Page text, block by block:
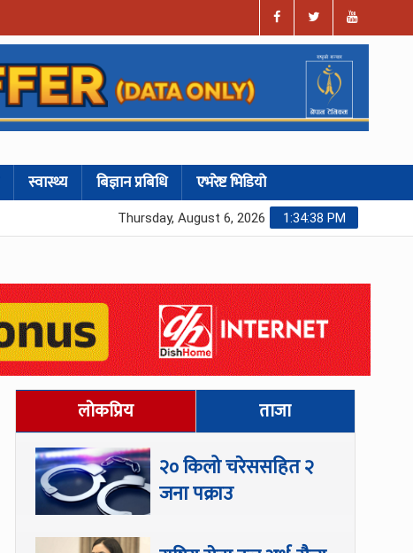
स्वास्थ्य बिज्ञान प्रबिधि एभरेष्ट भिडियो
1:34:39 PM
Thursday, August 6, 2026
लोकप्रिय ताजा
२० किलो चरेससहित २
जना पक्राउ